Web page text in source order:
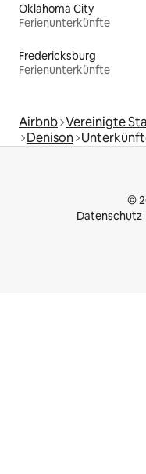
Oklahoma City
Ferienunterkünfte
Fredericksburg
Ferienunterkünfte
Airbnb Vereinigte
Denison
©
Datenschutz